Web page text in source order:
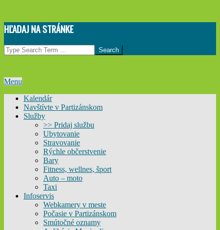
Skip
to
content
HĽADAJ NA STRÁNKE
Search
Primary
Menu
Menu
Kalendár
Navštívte v Partizánskom
Služby
>> Pridaj službu
Ubytovanie
Stravovanie
Rýchle občerstvenie
Bary
Fitness, wellnes, šport
Auto – moto
Taxi
Infoservis
Webkamery v meste
Počasie v Partizánskom
Smútočné oznamy